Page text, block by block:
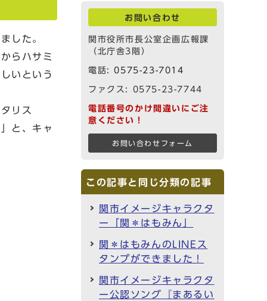
した。
らハサミ
いという
リス
と、キャ
お問い合わせ
関市役所市長公室企画広報課
（北庁舎3階）
電話:0575-23-7014
ファクス: 0575-23-7744
電話番号のかけ間違いにご注
意ください！
お問い合わせフォーム
この記事と同じ分類の記事
関市イメージキャラクタ
ー「関＊はもみん」
関＊はもみんのLINEス
タンプができました！
関市イメージキャラクタ
ー公認ソング『まあるい